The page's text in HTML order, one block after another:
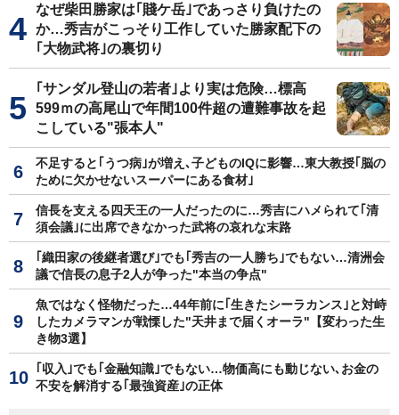
なぜ柴田勝家は｢賤ケ岳｣であっさり負けたの
か…秀吉がこっそり工作していた勝家配下の
｢大物武将｣の裏切り
｢サンダル登山の若者｣より実は危険…標高
599ｍの高尾山で年間100件超の遭難事故を起
こしている"張本人"
不足すると｢うつ病｣が増え､子どものIQに影響…東大教授｢脳の
ために欠かせないスーパーにある食材｣
信長を支える四天王の一人だったのに…秀吉にハメられて｢清
須会議｣に出席できなかった武将の哀れな末路
｢織田家の後継者選び｣でも｢秀吉の一人勝ち｣でもない…清洲会
議で信長の息子2人が争った"本当の争点"
魚ではなく怪物だった…44年前に｢生きたシーラカンス｣と対峙
したカメラマンが戦慄した"天井まで届くオーラ"【変わった生
き物3選】
｢収入｣でも｢金融知識｣でもない…物価高にも動じない､お金の
不安を解消する｢最強資産｣の正体